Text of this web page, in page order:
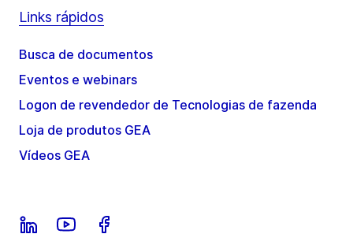
Links rápidos
Busca de documentos
Eventos e webinars
Logon de revendedor de Tecnologias de fazenda
Loja de produtos GEA
Vídeos GEA